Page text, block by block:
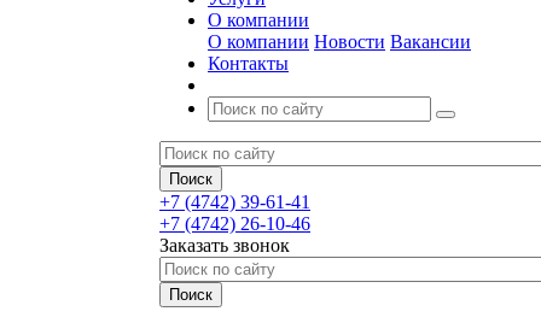
О компании
О компании Новости Вакансии
Контакты
+7 (4742) 39-61-41
+7 (4742) 26-10-46
Заказать звонок